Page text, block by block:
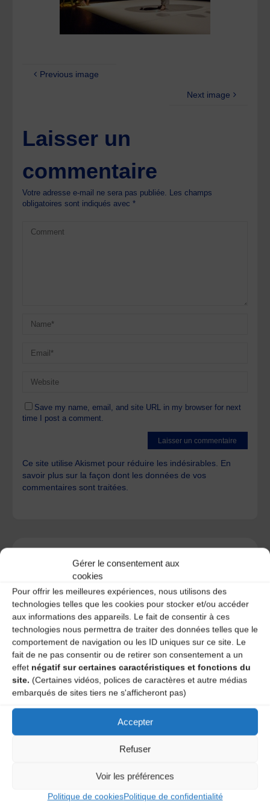
Gérer le consentement aux
cookies
Pour offrir les meilleures expériences, nous utilisons des
technologies telles que les cookies pour stocker et/ou accéder
aux informations des appareils. Le fait de consentir à ces
technologies nous permettra de traiter des données telles que le
comportement de navigation ou les ID uniques sur ce site. Le
fait de ne pas consentir ou de retirer son consentement a un
effet négatif sur certaines caractéristiques et fonctions du
site. (Certaines vidéos, polices de caractères et autre médias
embarqués de sites tiers ne s'afficheront pas)
Accepter
Refuser
Voir les préférences
Politique de cookiesPolitique de confidentialité
Previous image
Next image
Laisser un
commentaire
Votre adresse e-mail ne sera pas publiée. Les champs
obligatoires sont indiqués avec*
Save my name, email, and site URL in my browser for next
time I post a comment.
Ce site utilise Akismet pour réduire les indésirables. En
savoir plus sur la façon dont les données de vos
commentaires sont traitées.
Le distributeur des musiques Trad'
L’AMTA EST MEMBRE DE LA